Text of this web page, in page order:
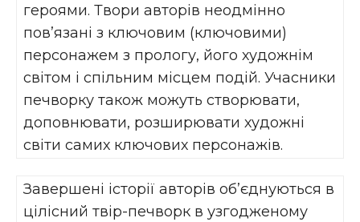
героями. Твори авторів неодмінно
пов’язані з ключовим (ключовими)
персонажем з прологу, його художнім
світом і спільним місцем подій. Учасники
печворку також можуть створювати,
доповнювати, розширювати художні
світи самих ключових персонажів.
Завершені історії авторів об’єднуються в
цілісний твір-печворк в узгодженому